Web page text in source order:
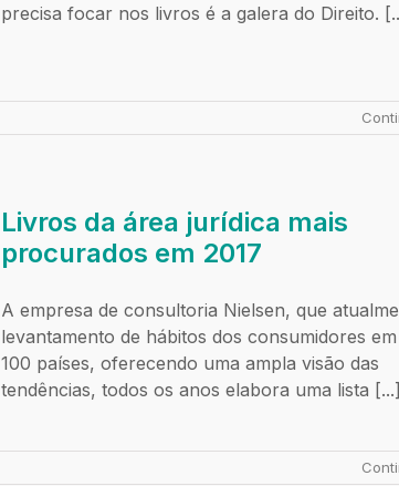
precisa focar nos livros é a galera do Direito.
Livros da área jurídica mais
procurados em 2017
A empresa de consultoria Nielsen, que
levantamento de hábitos dos consumidores em
100 países, oferecendo uma ampla visão das
tendências, todos os anos elabora uma lista [...]